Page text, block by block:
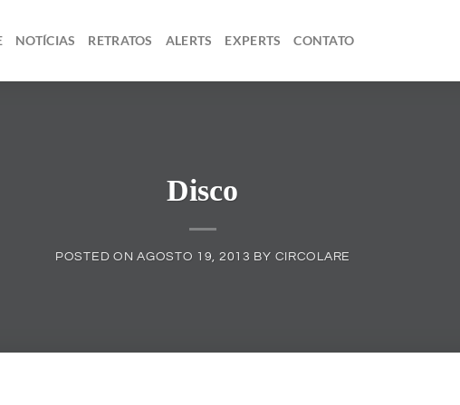
NOTÍCIAS RETRATOS ALERTS EXPERTS CONTATO
Disco
POSTED ONAGOSTO 19, 2013 BY CIRCOLARE